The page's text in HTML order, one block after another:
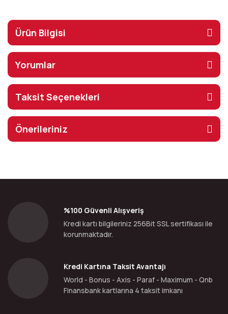
Ürün Bilgisi
Yorumlar
Taksit Seçenekleri
Önerileriniz
%100 Güvenli Alışveriş
Kredi kartı bilgileriniz 256Bit SSL sertifikası ile
korunmaktadır.
Kredi Kartına Taksit Avantajı
World - Bonus - Axis - Paraf - Maximum - Qnb
Finansbank kartlarına 4 taksit imkanı